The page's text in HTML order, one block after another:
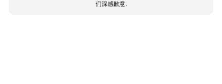
们深感歉意.